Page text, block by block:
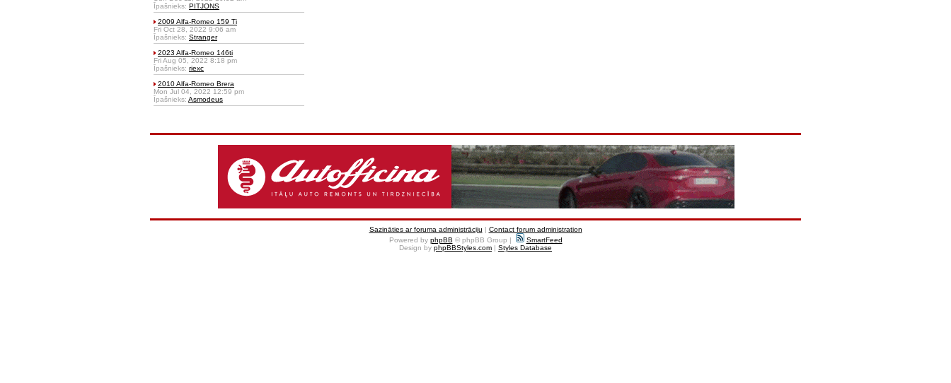
Īpašnieks: PITJONS
2009 Alfa-Romeo 159 Ti
Fri Oct 28, 2022 9:06 am
Īpašnieks: Stranger
2023 Alfa-Romeo 146ti
Fri Aug 05, 2022 8:18 pm
Īpašnieks: riexc
2010 Alfa-Romeo Brera
Mon Jul 04, 2022 12:59 pm
Īpašnieks: Asmodeus
Sazināties ar foruma administrāciju | Contact forum administration
Powered by phpBB © phpBB Group |
SmartFeed
Design by phpBBStyles.com | Styles Database